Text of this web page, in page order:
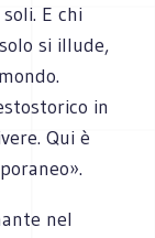
E chi
si illude,
in
Qui è
nel